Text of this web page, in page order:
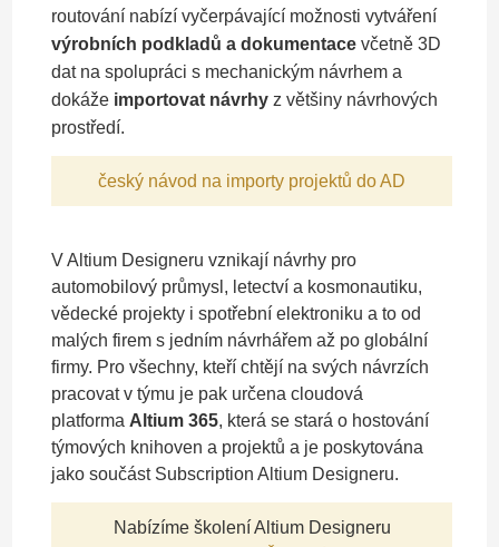
routování nabízí vyčerpávající možnosti vytváření
výrobních podkladů a dokumentace včetně 3D
dat na spolupráci s mechanickým návrhem a
dokáže importovat návrhy z většiny návrhových
prostředí.
český návod na importy projektů do AD
V Altium Designeru vznikají návrhy pro
automobilový průmysl, letectví a kosmonautiku,
vědecké projekty i spotřební elektroniku a to od
malých firem s jedním návrhářem až po globální
firmy. Pro všechny, kteří chtějí na svých návrzích
pracovat v týmu je pak určena cloudová
platforma Altium 365, která se stará o hostování
týmových knihoven a projektů a je poskytována
jako součást Subscription Altium Designeru.
Nabízíme školení Altium Designeru